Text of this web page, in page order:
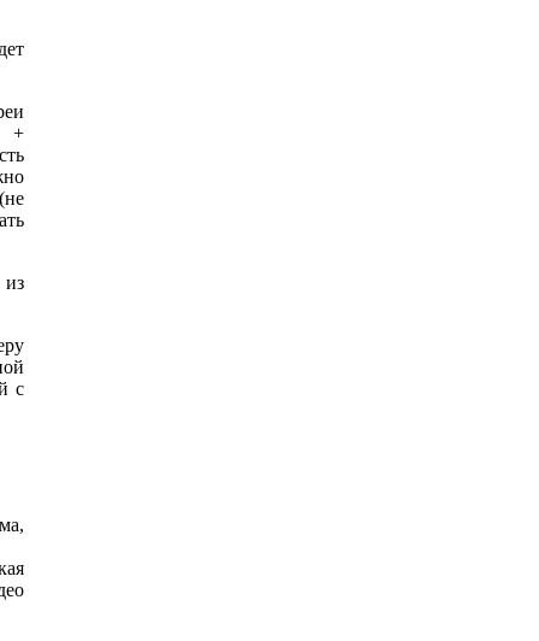
+
с